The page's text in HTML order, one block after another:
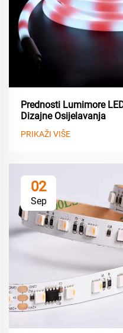
Prednosti Lumimore
Dizajne Osijelavanja
PRIKAŽI VIŠE
02
Sep